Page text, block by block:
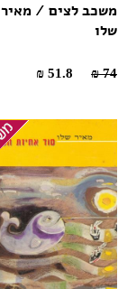
משכב לצים / מאיר
שלו
74 ₪